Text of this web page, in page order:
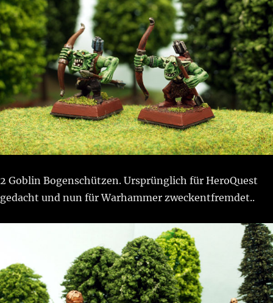
2 Goblin Bogenschützen. Ursprünglich für HeroQuest
gedacht und nun für Warhammer zweckentfremdet..